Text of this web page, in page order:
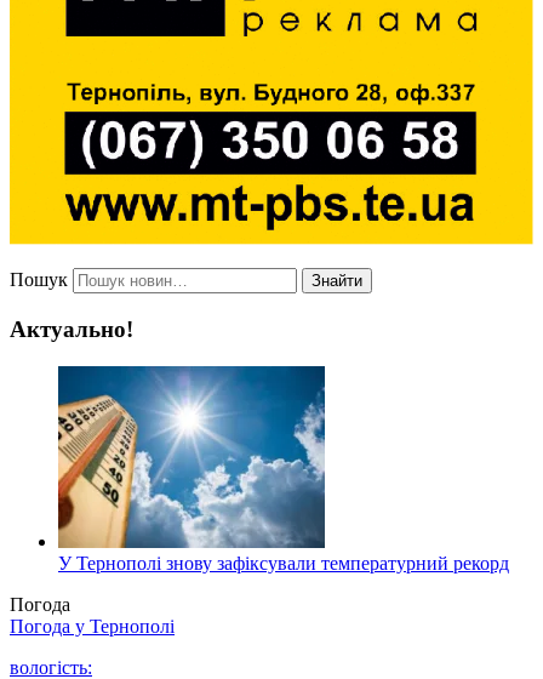
Пошук Знайти
Актуально!
У Тернополі знову зафіксували температурний рекорд
Погода
Погода у Тернополі
вологість: